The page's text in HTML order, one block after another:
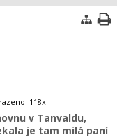
118x
v Tanvaldu,
je tam milá paní